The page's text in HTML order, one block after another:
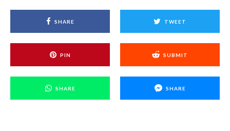
SHARE TWEET
PIN SUBMIT
SHARE SHARE